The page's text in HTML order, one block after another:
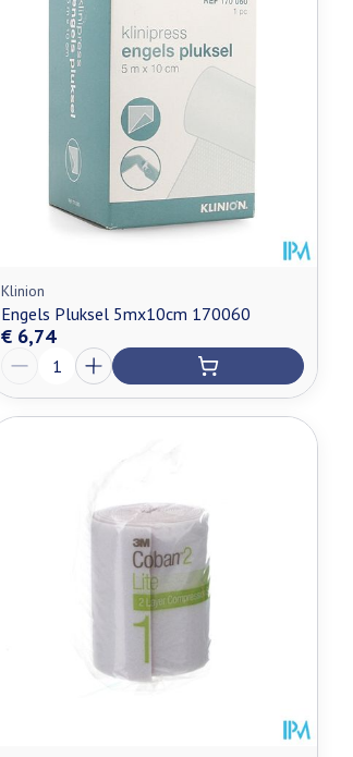
Klinion
Engels Pluksel 5mx10cm 170060
€ 6,74
Aantal